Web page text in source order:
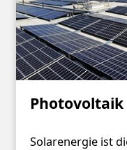
Photovoltaik
Solarenergie ist